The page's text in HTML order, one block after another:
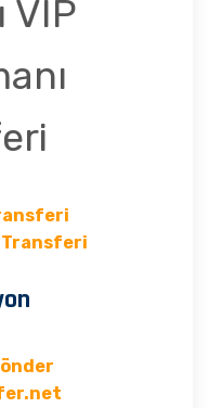
VIP
Transferi